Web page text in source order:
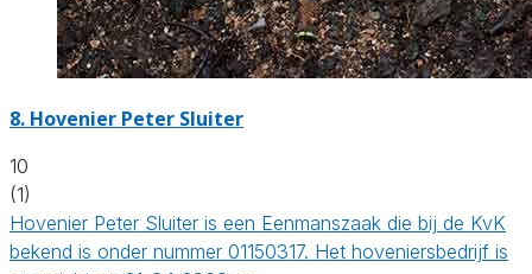
8. Hovenier Peter Sluiter
10
(1)
Hovenier Peter Sluiter is een Eenmanszaak die bij de KvK
bekend is onder nummer 01150317. Het hoveniersbedrijf is